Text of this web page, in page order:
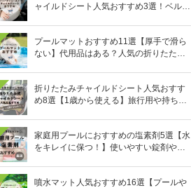
ャイルドシート人気おすすめ3選！ベルト
プールマットおすすめ11選【厚手で滑ら
ない】代用品はある？人気の折りたたみ
折りたたみチャイルドシート人気おすす
め8選【1歳から使える】旅行用や持ち運
家庭用プールにおすすめの塩素剤5選【水
をキレイに保つ！】使いやすい錠剤やパ
噴水マット人気おすすめ16選【プールや